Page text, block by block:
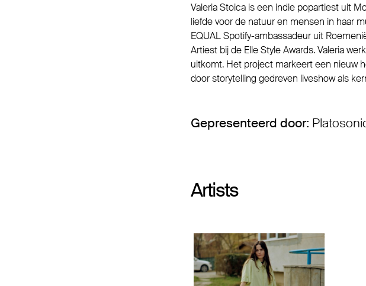
Valeria Stoica is een indie popartiest uit
liefde voor de natuur en mensen in haar
EQUAL Spotify-ambassadeur uit
Artiest bij de Elle Style Awards. Valeria
uitkomt. Het project markeert een nieuw
door storytelling gedreven liveshow als
Gepresenteerd door:
Artists